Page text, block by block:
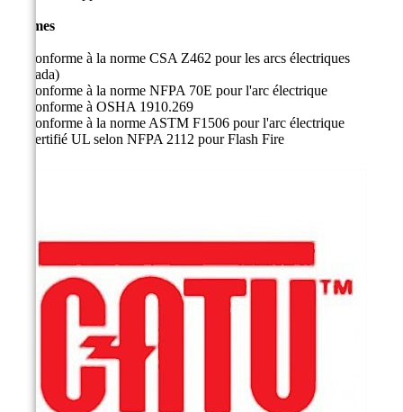
Normes
Conforme à la norme CSA Z462 pour les arcs électriques
(Canada)
Conforme à la norme NFPA 70E pour l'arc électrique
Conforme à OSHA 1910.269
Conforme à la norme ASTM F1506 pour l'arc électrique
Certifié UL selon NFPA 2112 pour Flash Fire